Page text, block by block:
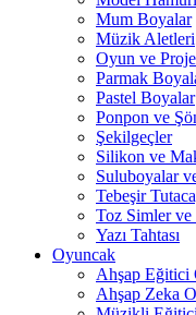
Mum Boyalar
Müzik Aletleri
Oyun ve
Parmak
Pastel Boyalar
Ponpon ve
Şekilgeçler
Silikon ve
Suluboyalar
Tebeşir
Toz Simler ve
Yazı Tahtası
Oyuncak
Ahşap Eğitici
Ahşap Zeka